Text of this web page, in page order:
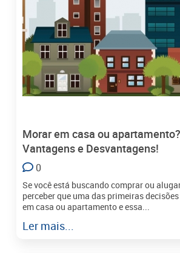
Morar em casa ou apartamento? Conheça as
Vantagens e Desvantagens!
0
Se você está buscando comprar ou
perceber que uma das primeiras
em casa ou apartamento e essa...
Ler mais...